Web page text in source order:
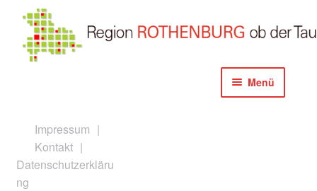
Menü
Akteure der Konzeption und Umsetzung
Impressum
Kontakt
Datenschutzerkläru
ng